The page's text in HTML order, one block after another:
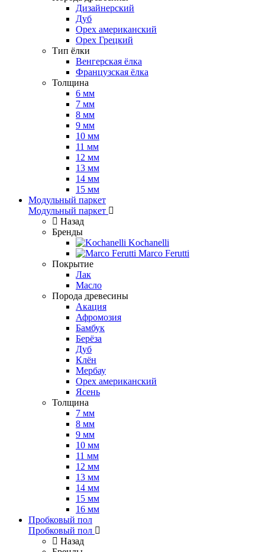
Дизайнерский
Дуб
Орех американский
Орех Грецкий
Тип ёлки
Венгерская ёлка
Французская ёлка
Толщина
6 мм
7 мм
8 мм
9 мм
10 мм
11 мм
12 мм
13 мм
14 мм
15 мм
Модульный паркет
Модульный паркет
Назад
Бренды
Kochanelli
Marco Ferutti
Покрытие
Лак
Масло
Порода древесины
Акация
Афромозия
Бамбук
Берёза
Дуб
Клён
Мербау
Орех американский
Ясень
Толщина
7 мм
8 мм
9 мм
10 мм
11 мм
12 мм
13 мм
14 мм
15 мм
16 мм
Пробковый пол
Пробковый пол
Назад